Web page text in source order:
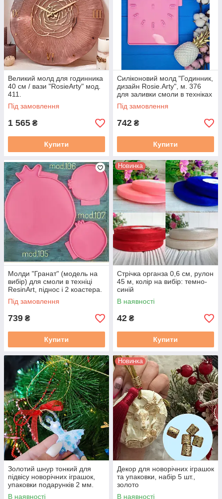
Великий молд для годинника
40 см / вази "RosieArty" мод.
411.
Під замовлення
1 565 ₴
Купити
Силіконовий молд "Годинник,
дизайн Rosie.Arty", м. 376
для заливки смоли в техніках
ResinArt, діаметр 32 см
Під замовлення
742 ₴
Купити
Молди "Гранат" (модель на
вибір) для смоли в техніці
ResinArt, піднос і 2 коастера.
Піднос
Під замовлення
739 ₴
Купити
Новинка
Стрічка органза 0,6 см, рулон
45 м, колір на вибір: темно-
синій
В наявності
42 ₴
Купити
Золотий шнур тонкий для
підвісу новорічних іграшок,
упаковки подарунків 2 мм.
Довжина 5 м
В наявності
Новинка
Декор для новорічних іграшок
та упаковки, набір 5 шт.,
золото
В наявності